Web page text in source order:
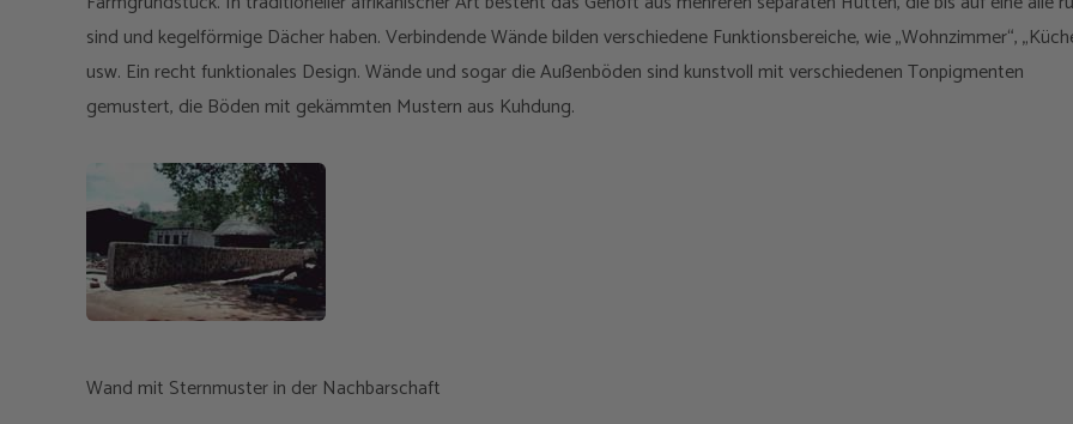
sind und kegelförmige Dächer haben. Verbindende Wände bilden verschiedene Funktionsbereiche, wie „Wohnzimmer“,
usw. Ein recht funktionales Design. Wände und sogar die Außenböden sind kunstvoll mit verschiedenen Tonpigmenten
gemustert, die Böden mit gekämmten Mustern aus Kuhdung.
Wand mit Sternmuster in der Nachbarschaft